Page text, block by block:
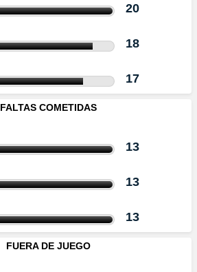
20
18
17
FALTAS COMETIDAS
13
13
13
FUERA DE JUEGO